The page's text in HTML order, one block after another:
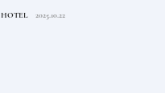
ンド大解剖①
HOTEL 2025.10.22